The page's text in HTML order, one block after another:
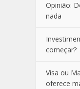
Opinião:
nada
começar?
Visa ou
oferece